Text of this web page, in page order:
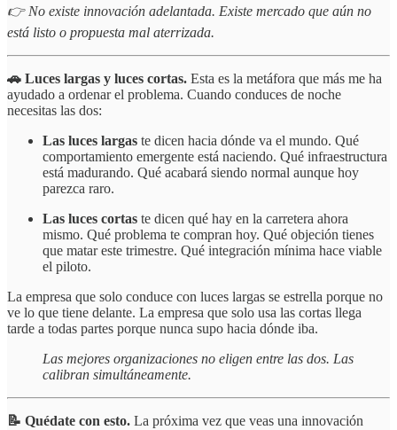
👉 No existe innovación adelantada. Existe mercado que aún no
está listo o propuesta mal aterrizada.
🚗 Luces largas y luces cortas. Esta es la metáfora que más me ha
ayudado a ordenar el problema. Cuando conduces de noche
necesitas las dos:
Las luces largas te dicen hacia dónde va el mundo. Qué
comportamiento emergente está naciendo. Qué infraestructura
está madurando. Qué acabará siendo normal aunque hoy
parezca raro.
Las luces cortas te dicen qué hay en la carretera ahora
mismo. Qué problema te compran hoy. Qué objeción tienes
que matar este trimestre. Qué integración mínima hace viable
el piloto.
La empresa que solo conduce con luces largas se estrella porque no
ve lo que tiene delante. La empresa que solo usa las cortas llega
tarde a todas partes porque nunca supo hacia dónde iba.
Las mejores organizaciones no eligen entre las dos. Las
calibran simultáneamente.
📝 Quédate con esto. La próxima vez que veas una innovación